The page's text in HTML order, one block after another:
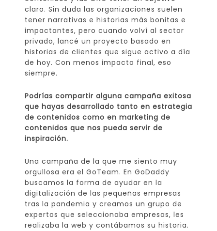
claro. Sin duda las organizaciones suelen
tener narrativas e historias más bonitas e
impactantes, pero cuando volví al sector
privado, lancé un proyecto basado en
historias de clientes que sigue activo a día
de hoy. Con menos impacto final, eso
siempre.
Podrías compartir alguna campaña exitosa
que hayas desarrollado tanto en estrategia
de contenidos como en marketing de
contenidos que nos pueda servir de
inspiración.
Una campaña de la que me siento muy
orgullosa era el GoTeam. En GoDaddy
buscamos la forma de ayudar en la
digitalización de las pequeñas empresas
tras la pandemia y creamos un grupo de
expertos que seleccionaba empresas, les
realizaba la web y contábamos su historia.